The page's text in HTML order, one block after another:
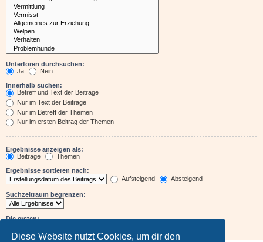
Diese Website nutzt Cookies, um dir den
Unterforen durchsuchen:
Ja
Nein
Innerhalb suchen:
Betreff und Text der Beiträge
Nur im Text der Beiträge
Nur im Betreff der Themen
Nur im ersten Beitrag der Themen
Ergebnisse anzeigen als:
Beiträge
Themen
Ergebnisse sortieren nach:
Aufsteigend
Absteigend
Suchzeitraum begrenzen:
Die ersten: